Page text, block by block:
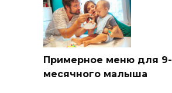
Примерное меню для 9-
месячного малыша